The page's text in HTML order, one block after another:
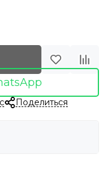
Поделиться